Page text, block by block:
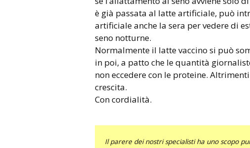
è già passata al latte artificiale, può
artificiale anche la sera per vedere di
seno notturne.
Normalmente il latte vaccino si può
in poi, a patto che le quantità
non eccedere con le proteine.
crescita.
Con cordialità.
Il parere dei nostri specialisti ha uno scopo